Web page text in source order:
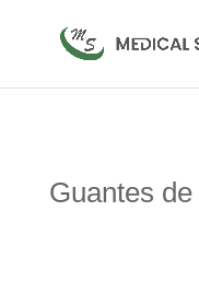
Guantes